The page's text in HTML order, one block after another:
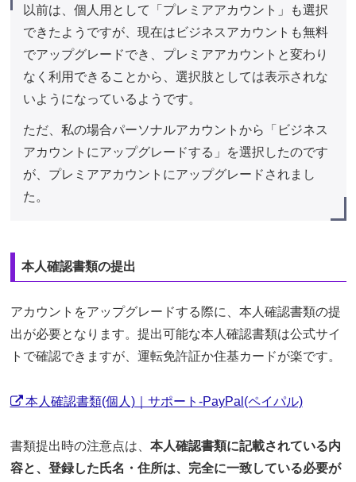
以前は、個人用として「プレミアアカウント」も選択
できたようですが、現在はビジネスアカウントも無料
でアップグレードでき、プレミアアカウントと変わり
なく利用できることから、選択肢としては表示されな
いようになっているようです。
ただ、私の場合パーソナルアカウントから「ビジネス
アカウントにアップグレードする」を選択したのです
が、プレミアアカウントにアップグレードされまし
た。
本人確認書類の提出
アカウントをアップグレードする際に、本人確認書類の提
出が必要となります。提出可能な本人確認書類は公式サイ
トで確認できますが、運転免許証か住基カードが楽です。
本人確認書類(個人)｜サポート-PayPal(ペイパル)
書類提出時の注意点は、 本人確認書類に記載されている内
容と、登録した氏名・住所は、完全に一致している必要が